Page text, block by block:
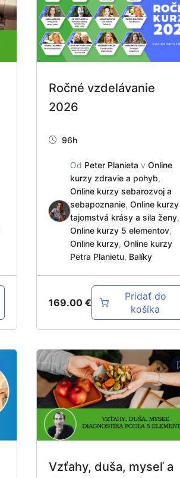
Ročné vzdelávanie
2026
96h
Od Peter Planieta v Online
kurzy zdravie a pohyb,
Online kurzy sebarozvoj a
sebapoznanie, Online kurzy
tajomstvá krásy a sila ženy,
Online kurzy 5 elementov,
Online kurzy, Online kurzy
Petra Planietu, Balíky
169.00 €
Pridať do
košíka
Vzťahy, duša, myseľ a